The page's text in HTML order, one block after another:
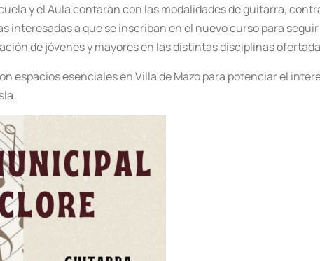
y el Aula contarán con las modalidades de guitarra,
interesadas a que se inscriban en el nuevo curso para seguir
de jóvenes y mayores en las distintas disciplinas
espacios esenciales en Villa de Mazo para potenciar el